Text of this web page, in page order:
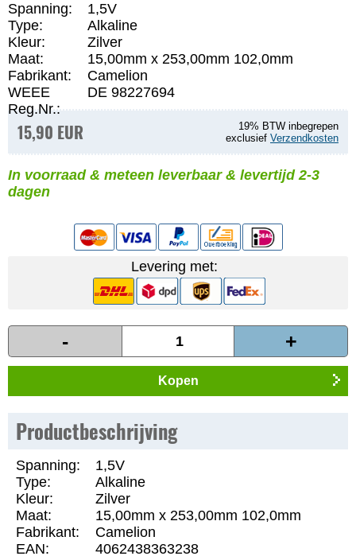
Spanning:
1,5V
Type:
Alkaline
Kleur:
Zilver
Maat:
15,00mm x 253,00mm 102,0mm
Fabrikant:
Camelion
WEEE
Reg.Nr.:
DE 98227694
15,90 EUR
19% BTW inbegrepen
exclusief Verzendkosten
In voorraad & meteen leverbaar & levertijd 2-3
dagen
Levering met:
- +
Kopen
Productbeschrijving
Spanning:
1,5V
Type:
Alkaline
Kleur:
Zilver
Maat:
15,00mm x 253,00mm 102,0mm
Fabrikant:
Camelion
EAN:
4062438363238